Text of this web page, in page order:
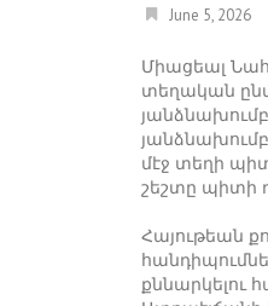
June 5, 2026
Միացեալ
տեղական
մէջ տեղի
շեշտը պիտի
Հայութեան
քննարկելու